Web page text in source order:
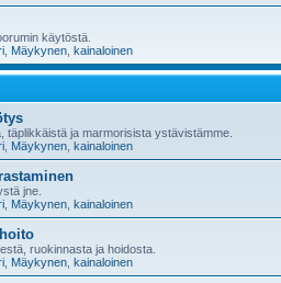
käytöstä.
Mäykynen kainaloinen
täplikkäistä ja marmorisista ystävistämme.
Mäykynen kainaloinen
jne.
Mäykynen kainaloinen
ruokinnasta ja hoidosta.
Mäykynen kainaloinen